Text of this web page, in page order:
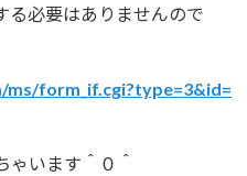
必要はありませんので
form_if.cgi?type=3&id=
います＾０＾